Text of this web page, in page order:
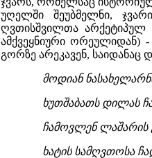
მოდიან
ხუთშაბათს დილას
ჩამოვლენ ლაშარის
ხატის სამღვთოსა